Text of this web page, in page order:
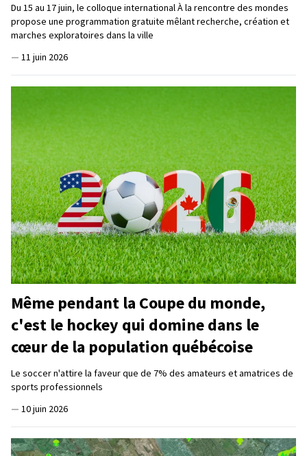
Du 15 au 17 juin, le colloque international À la rencontre des mondes
propose une programmation gratuite mêlant recherche, création et
marches exploratoires dans la ville
— 11 juin 2026
Même pendant la Coupe du monde,
c'est le hockey qui domine dans le
cœur de la population québécoise
Le soccer n'attire la faveur que de 7% des amateurs et amatrices de
sports professionnels
— 10 juin 2026